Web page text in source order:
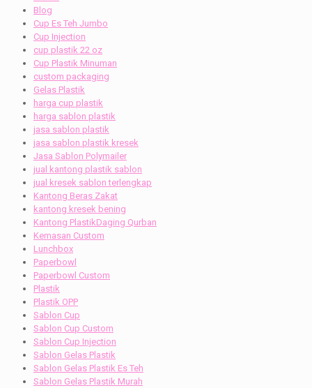
Blog
Cup Es Teh Jumbo
Cup Injection
cup plastik 22 oz
Cup Plastik Minuman
custom packaging
Gelas Plastik
harga cup plastik
harga sablon plastik
jasa sablon plastik
jasa sablon plastik kresek
Jasa Sablon Polymailer
jual kantong plastik sablon
jual kresek sablon terlengkap
Kantong Beras Zakat
kantong kresek bening
Kantong PlastikDaging Qurban
Kemasan Custom
Lunchbox
Paperbowl
Paperbowl Custom
Plastik
Plastik OPP
Sablon Cup
Sablon Cup Custom
Sablon Cup Injection
Sablon Gelas Plastik
Sablon Gelas Plastik Es Teh
Sablon Gelas Plastik Murah